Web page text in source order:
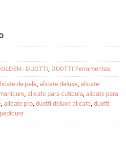
- DUOTTI, DUOTTI Ferramentas
de pele, alicate deluxe, alicate
, alicate para cuticula, alicate para
, alicate pro, duotti deluxe alicate, duotti
pedicure